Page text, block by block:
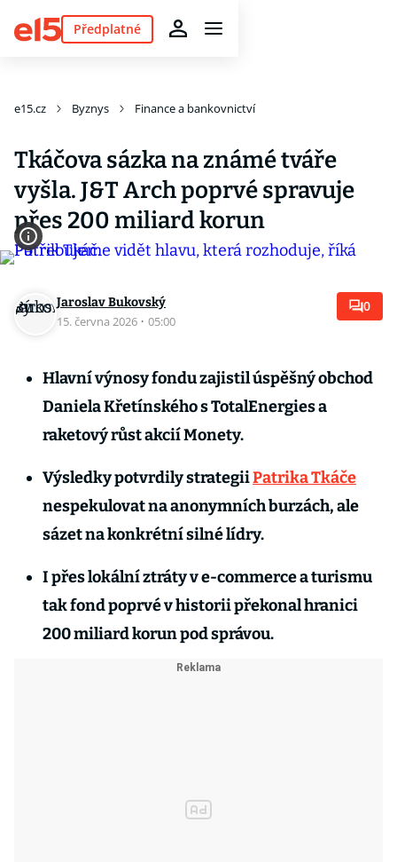
Předplatné
e15.cz Byznys Finance a bankovnictví
Tkáčova sázka na známé tváře
vyšla. J&T Arch poprvé spravuje
přes 200 miliard korun
Jaroslav Bukovský
15. června 2026 · 05:00
0
Hlavní výnosy fondu zajistil úspěšný obchod
Daniela Křetínského s TotalEnergies a
raketový růst akcií Monety.
Výsledky potvrdily strategiiPatrika Tkáče
nespekulovat na anonymních burzách, ale
sázet na konkrétní silné lídry.
I přes lokální ztráty v e-commerce a turismu
tak fond poprvé v historii překonal hranici
200 miliard korun pod správou.